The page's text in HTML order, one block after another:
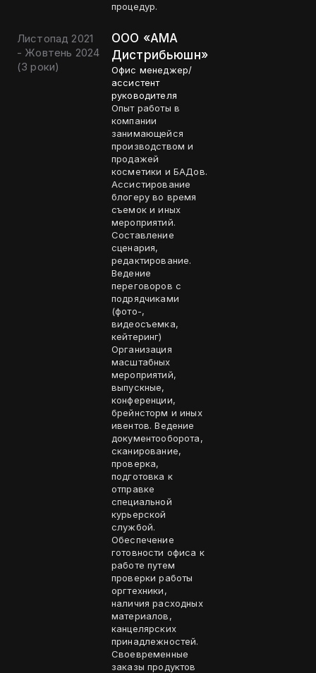
процедур.
Листопад 2021
- Жовтень 2024
(3 роки)
ООО «АМА
Дистрибьюшн»
Офис менеджер/
ассистент
руководителя
Опыт работы в
компании
занимающейся
производством и
продажей
косметики и БАДов.
Ассистирование
блогеру во время
съемок и иных
мероприятий.
Составление
сценария,
редактирование.
Ведение
переговоров с
подрядчиками
(фото-,
видеосъемка,
кейтеринг)
Организация
масштабных
мероприятий,
выпускные,
конференции,
брейнсторм и иных
ивентов. Ведение
документооборота,
сканирование,
проверка,
подготовка к
отправке
специальной
курьерской
службой.
Обеспечение
готовности офиса к
работе путем
проверки работы
оргтехники,
наличия расходных
материалов,
канцелярских
принадлежностей.
Своевременные
заказы продуктов